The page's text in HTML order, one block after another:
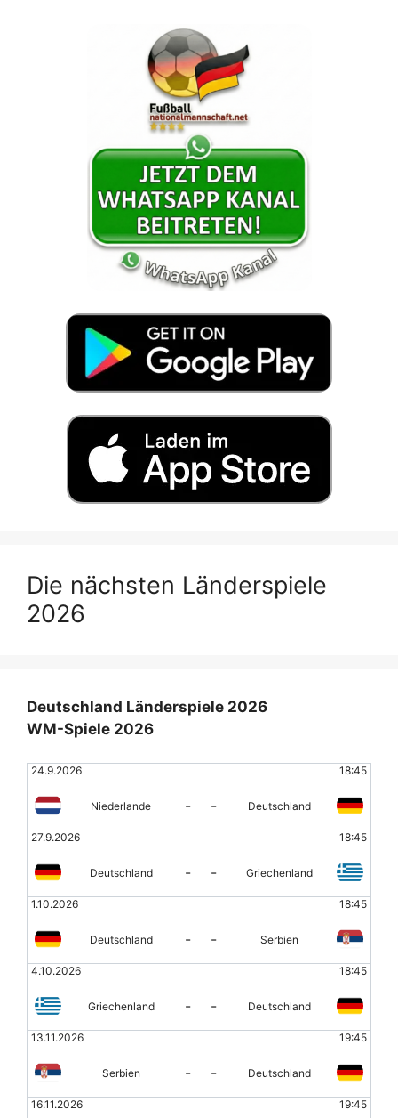
Die nächsten Länderspiele
2026
Deutschland Länderspiele 2026
WM-Spiele 2026
24.9.2026 18:45
Niederlande - - Deutschland
27.9.2026 18:45
Deutschland - - Griechenland
1.10.2026 18:45
Deutschland - - Serbien
4.10.2026 18:45
Griechenland - - Deutschland
13.11.2026 19:45
Serbien - - Deutschland
16.11.2026 19:45